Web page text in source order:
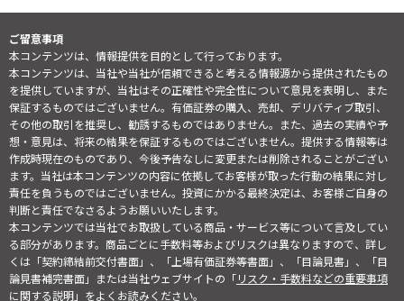
ご留意事項
本コンテンツは、情報提供を目的として行っております。
本コンテンツは、当社や当社が信頼できると考える情報源から提供されたもの
を提供していますが、当社はその正確性や完全性について意見を表明し、また
保証するものではございません。有価証券の購入、売却、デリバティブ取引、
その他の取引を推奨し、勧誘するものではありません。また、過去の実績や予
想・意見は、将来の結果を保証するものではございません。提供する情報等は
作成時現在のものであり、今後予告なしに変更または削除されることがござい
ます。当社は本コンテンツの内容に依拠してお客様が取った行動の結果に対し
責任を負うものではございません。投資にかかる最終決定は、お客様ご自身の
判断と責任でなさるようお願いいたします。
本コンテンツでは当社でお取扱している商品・サービス等について言及してい
る部分があります。商品ごとに手数料等およびリスクは異なりますので、詳し
くは「契約締結前交付書面」、「上場有価証券等書面」、「目論見書」、「目
論見書補完書面」または当社ウェブサイトの「リスク・手数料などの重要事項
に関する説明」をよくお読みください。